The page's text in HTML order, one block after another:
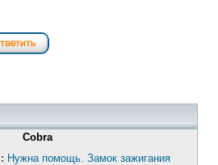
Cobra
Нужна помощь. Замок зажигания